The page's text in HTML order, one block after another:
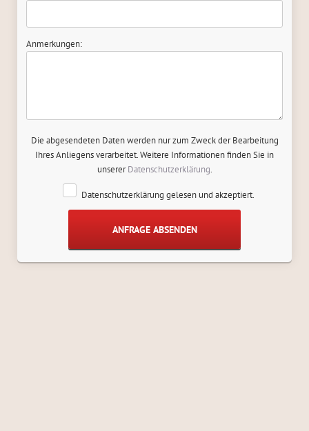
Anmerkungen:
Die abgesendeten Daten werden nur zum Zweck der Bearbeitung
Ihres Anliegens verarbeitet. Weitere Informationen finden Sie in
unsererDatenschutzerklärung.
Datenschutzerklärung gelesen und akzeptiert.